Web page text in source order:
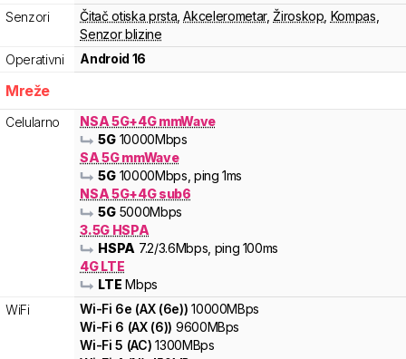
Senzori
Čitač otiska prsta ,Akcelerometar,Žiroskop Kompas
Senzor blizine
Operativni
Android 16
Mreže
Celularno
NSA 5G+4G mmWave
5G 10000Mbps
SA 5G mmWave
5G 10000Mbps , ping 1ms
NSA 5G+4G sub6
5G 5000Mbps
3.5G HSPA
HSPA 7.2/3.6Mbps , ping 100ms
4G LTE
LTE Mbps
WiFi
Wi-Fi 6e (AX (6e)) 10000MBps
Wi-Fi 6 (AX (6)) 9600MBps
Wi-Fi5 (AC) 1300MBps